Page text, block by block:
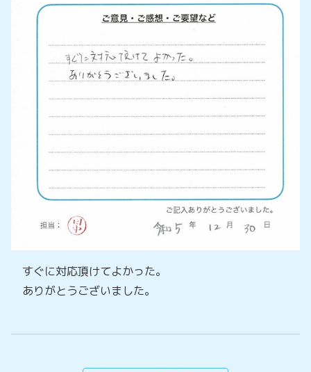
すぐに対応頂けてよかった。
ありがとうございました。